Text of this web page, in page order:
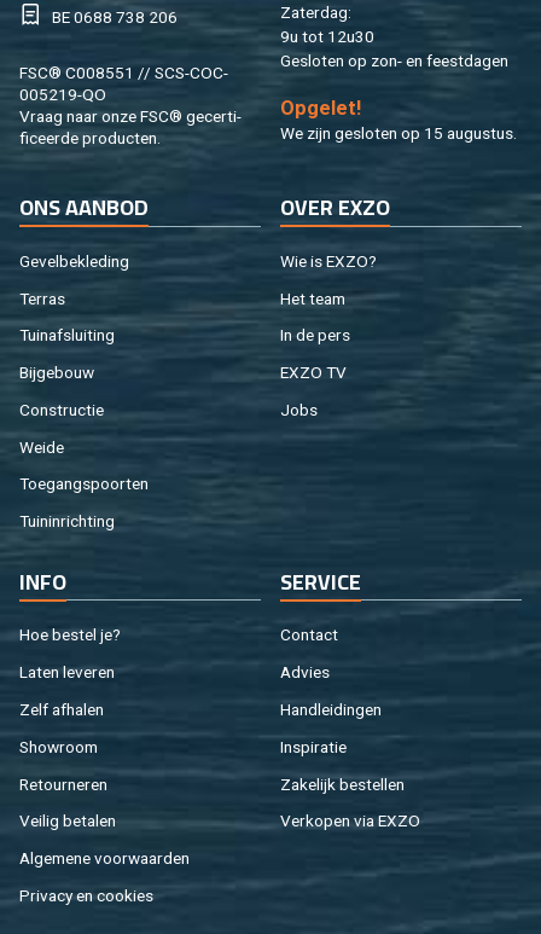
BE 0688 738 206
FSC® C008551 // SCS-COC-
005219-QO
Vraag naar onze FSC® ge­cer­ti­
fi­ceer­de pro­duc­ten.
Za­ter­dag:
9u tot 12u30
Ge­slo­ten op zon- en feest­da­gen
Op­ge­let!
We zijn ge­slo­ten op 15 au­gus­tus.
ONS AAN­BOD
Ge­vel­be­kle­ding
Ter­ras
Tuin­af­slui­ting
Bij­ge­bouw
Con­struc­tie
Weide
Toe­gangs­poor­ten
Tuin­in­rich­ting
OVER EXZO
Wie is EXZO?
Het team
In de pers
EXZO TV
Jobs
INFO
Hoe be­stel je?
Laten le­ve­ren
Zelf af­ha­len
Show­room
Re­tour­ne­ren
Vei­lig be­ta­len
Al­ge­me­ne voor­waar­den
Pri­va­cy en coo­kies
SER­VI­CE
Con­tact
Ad­vies
Hand­lei­din­gen
In­spi­ra­tie
Za­ke­lijk be­stel­len
Ver­ko­pen via EXZO